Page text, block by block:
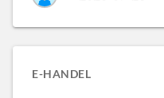
E-HANDEL